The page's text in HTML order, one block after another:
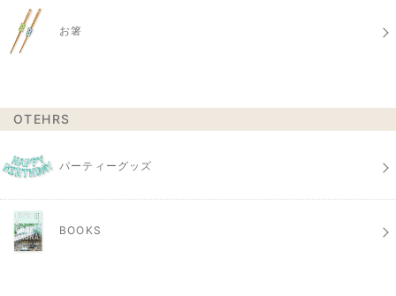
お箸
OTEHRS
パーティーグッズ
BOOKS